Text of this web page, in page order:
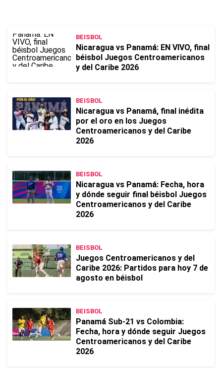
BEISBOL
Nicaragua vs Panamá: EN VIVO, final
béisbol Juegos Centroamericanos
y del Caribe 2026
BEISBOL
Nicaragua vs Panamá, final inédita
por el oro en los Juegos
Centroamericanos y del Caribe
2026
BEISBOL
Nicaragua vs Panamá: Fecha, hora
y dónde seguir final béisbol Juegos
Centroamericanos y del Caribe
2026
BEISBOL
Juegos Centroamericanos y del
Caribe 2026: Partidos para hoy 7 de
agosto en béisbol
BEISBOL
Panamá Sub-21 vs Colombia:
Fecha, hora y dónde seguir Juegos
Centroamericanos y del Caribe
2026